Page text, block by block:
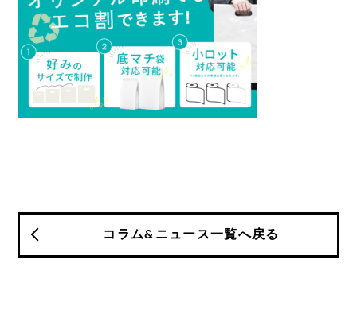
コラム&ニュース一覧へ戻る